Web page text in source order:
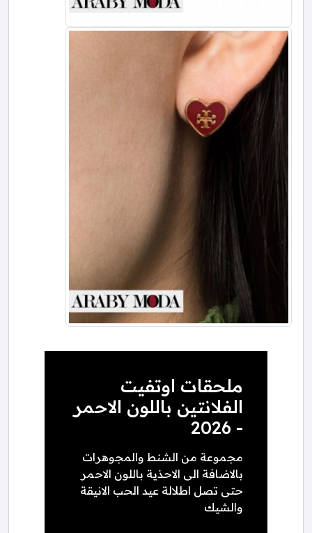
ملحقات اوتفيت
الفلانتين باللون الاحمر
- 2026
مجموعة من الشنط والمجوهرات
بالاضافة الى الاحذية باللون الاحمر
حتى تصل اطلالة عيد الحب الانيقة
والشيك